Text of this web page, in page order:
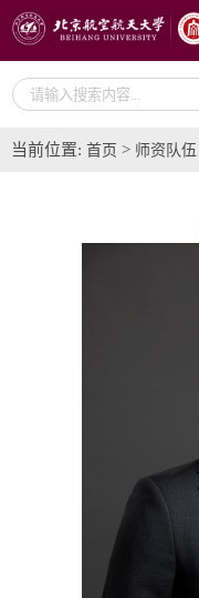
当前位置: 首页 > 师资队伍